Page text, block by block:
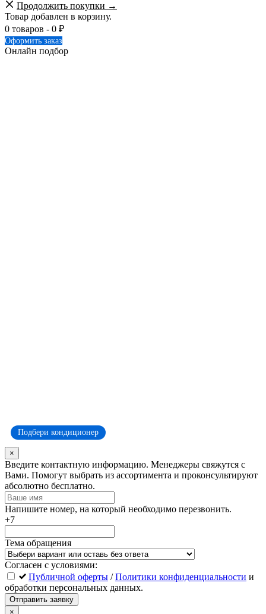
Подбери кондиционер
Продолжить покупки →
Товар добавлен в корзину.
0 товаров - 0 ₽
Оформить заказ
Онлайн подбор
×
Оставьте
это
поле
пустым
Введите контактную информацию. Менеджеры свяжутся с
Вами. Помогут выбрать из ассортимента и проконсультируют
абсолютно бесплатно.
Напишите номер, на который необходимо перезвонить.
+7
Тема обращения
Согласен с условиями:
Публичной оферты /Политики конфиденциальности и
обработки персональных данных.
Отправить заявку
×